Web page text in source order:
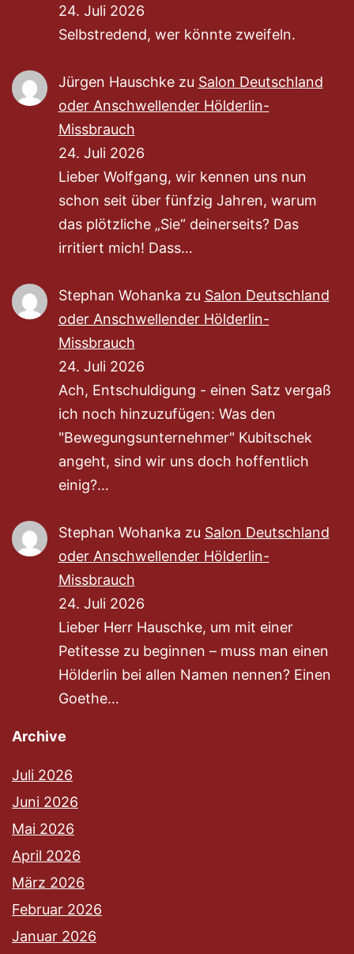
24. Juli 2026
Selbstredend, wer könnte zweifeln.
Jürgen Hauschkezu Salon Deutschland
oder Anschwellender Hölderlin-
Missbrauch
24. Juli 2026
Lieber Wolfgang, wir kennen uns nun
schon seit über fünfzig Jahren, warum
das plötzliche „Sie“ deinerseits? Das
irritiert mich! Dass…
Stephan Wohanka zu Salon Deutschland
oder Anschwellender Hölderlin-
Missbrauch
24. Juli 2026
Ach, Entschuldigung - einen Satz vergaß
ich noch hinzuzufügen: Was den
"Bewegungsunternehmer" Kubitschek
angeht, sind wir uns doch hoffentlich
einig?…
Stephan Wohanka zu Salon Deutschland
oder Anschwellender Hölderlin-
Missbrauch
24. Juli 2026
Lieber Herr Hauschke, um mit einer
Petitesse zu beginnen – muss man einen
Hölderlin bei allen Namen nennen? Einen
Goethe…
Archive
Juli 2026
Juni 2026
Mai 2026
April 2026
März 2026
Februar 2026
Januar 2026